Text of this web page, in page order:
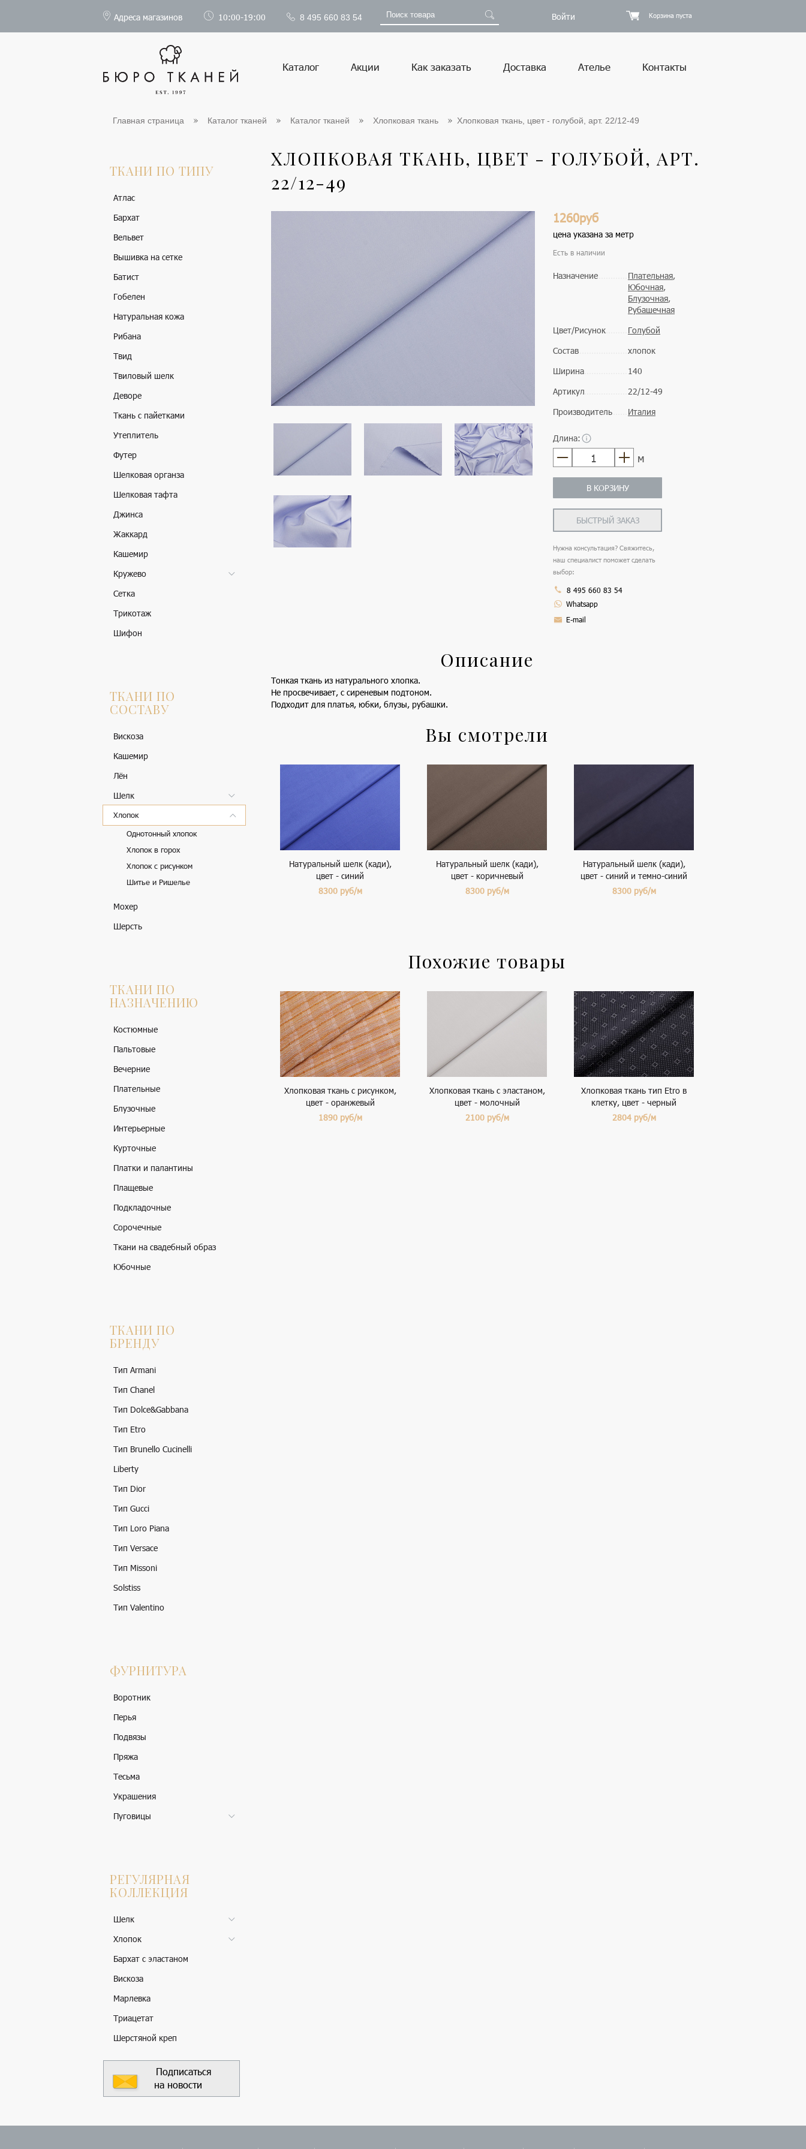
Адреса магазинов 10:00-19:00 8 495 660 83 54 Войти Корзина пуста
Каталог Акции Как заказать Доставка Ателье Контакты
Главная страница Каталог тканей Каталог тканей Хлопковая ткань Хлопковая ткань, цвет - голубой, арт. 22/12-49
ТКАНИ ПО ТИПУ
Атлас
Бархат
Вельвет
Вышивка на сетке
Батист
Гобелен
Натуральная кожа
Рибана
Твид
Твиловый шелк
Деворе
Ткань с пайетками
Утеплитель
Футер
Шелковая органза
Шелковая тафта
Джинса
Жаккард
Кашемир
Кружево
Сетка
Трикотаж
Шифон
ТКАНИ ПО
СОСТАВУ
Вискоза
Кашемир
Лён
Шелк
Хлопок
Однотонный хлопок
Хлопок в горох
Хлопок с рисунком
Шитье и Ришелье
Мохер
Шерсть
ТКАНИ ПО
НАЗНАЧЕНИЮ
Костюмные
Пальтовые
Вечерние
Плательные
Блузочные
Интерьерные
Курточные
Платки и палантины
Плащевые
Подкладочные
Сорочечные
Ткани на свадебный образ
Юбочные
ТКАНИ ПО
БРЕНДУ
Тип Armani
Тип Chanel
Тип Dolce&Gabbana
Тип Etro
Тип Brunello Cucinelli
Liberty
Тип Dior
Тип Gucci
Тип Loro Piana
Тип Versace
Тип Missoni
Solstiss
Тип Valentino
ФУРНИТУРА
Воротник
Перья
Подвязы
Пряжа
Тесьма
Украшения
Пуговицы
РЕГУЛЯРНАЯ
КОЛЛЕКЦИЯ
Шелк
Хлопок
Бархат с эластаном
Вискоза
Марлевка
Триацетат
Шерстяной креп
Подписаться
на новости
ХЛОПКОВАЯ ТКАНЬ, ЦВЕТ - ГОЛУБОЙ, АРТ.
22/12-49
1260руб
цена указана за метр
Есть в наличии
Назначение Плательная,
Юбочная,
Блузочная,
Рубашечная
Цвет/Рисунок
Голубой
Состав
хлопок
Ширина
140
Артикул
22/12-49
Производитель
Италия
Длина:
м
В КОРЗИНУ
БЫСТРЫЙ ЗАКАЗ
Нужна консультация? Свяжитесь,
наш специалист поможет сделать
выбор:
8 495 660 83 54
Whatsapp
E-mail
Описание
Тонкая ткань из натурального хлопка.
Не просвечивает, с сиреневым подтоном.
Подходит для платья, юбки, блузы, рубашки.
Вы смотрели
Натуральный шелк (кади),
цвет - синий
8300 руб/м
Натуральный шелк (кади),
цвет - коричневый
8300 руб/м
Натуральный шелк (кади),
цвет - синий и темно-синий
8300 руб/м
Похожие товары
Хлопковая ткань с рисунком,
цвет - оранжевый
1890 руб/м
Хлопковая ткань с эластаном,
цвет - молочный
2100 руб/м
Хлопковая ткань тип Etro в
клетку, цвет - черный
2804 руб/м